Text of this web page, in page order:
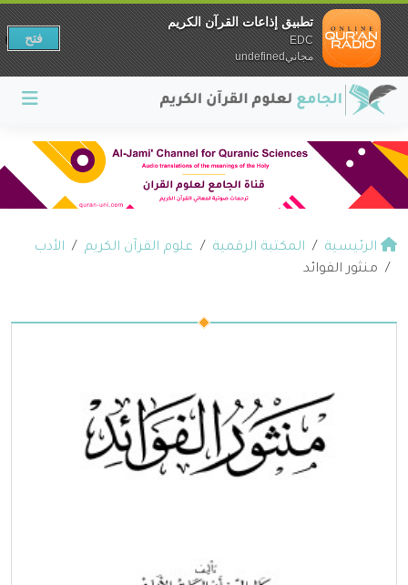
الرئيسية المكتبة الرقمية علوم القرآن الكريم
الأدب
منثور الفوائد
تطبيق إذاعات القرآن الكريم
EDC
مجانيundefined
فتح